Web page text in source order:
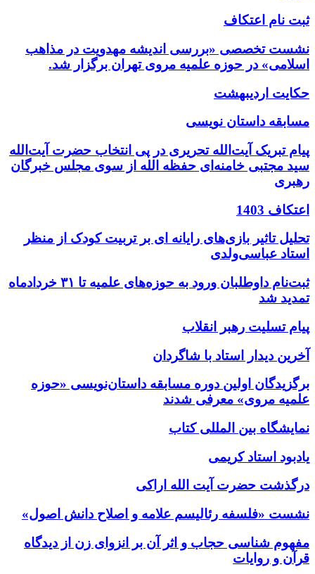
ثبت نام اعتکاف
نشست تخصصی «بررسی اندیشه مهدویت در مذاهب
اسلامی» در حوزه علمیه مروی تهران برگزار شد.
حکایت اردیبهشت
مسابقه داستان نویسی
پیام تبریک آیت‌الله تحریری در پی انتخاب حضرت آیت‌الله
سید مجتبی خامنه‌ای حفظه الله از سوی مجلس خبرگان
رهبری
اعتکاف 1403
تحلیل تاثیر بازی‌های رایانه ای بر تربیت کودک از منظر
استاد عباسی‌ولدی
ثبت‌نام داوطلبان ورود به حوزه‌های علمیه تا ۳۱ خردادماه
تمدید شد
پیام تسلیت رهبر انقلاب
آخرین دیدار استاد با شاگردان
برگزیدگان اولین دوره مسابقه داستان‌نویسی «حوزه
علمیه مروی» معرفی شدند
نمایشگاه بین المللی کتاب
یادبود استاد کریمی
درگذشت حضرت آیت الله اراکی
نشست «فلسفه رئالیسم علامه و اصلاح دانش اصول»
مفهوم شناسی حجاب و اثر آن بر انزوای زن از دیدگاه
قرآن و روایات